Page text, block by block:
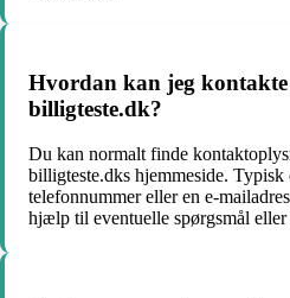
Hvordan kan jeg kontakte
billigteste.dk?
Du kan normalt finde
billigteste.dks hjemmeside.
telefonnummer eller en e-
hjælp til eventuelle spørgsmål eller